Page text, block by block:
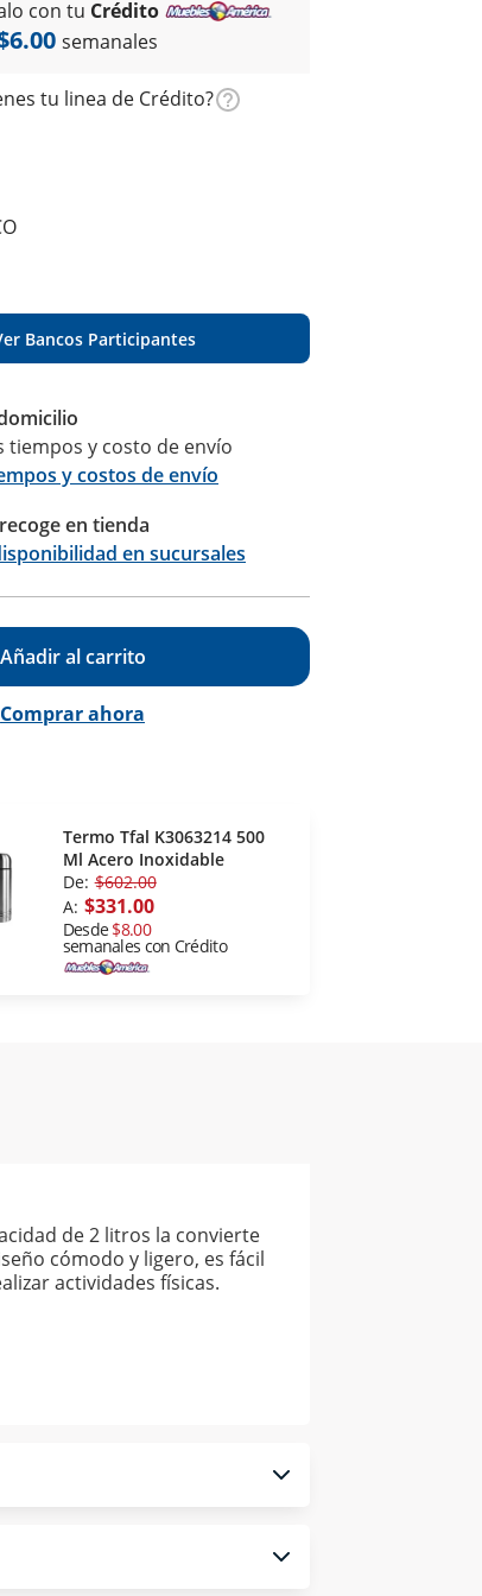
con tu Crédito
semanales
tu linea de Crédito?
Bancos Participantes
tiempos y costo de envío
y costos de envío
en tienda
en sucursales
Añadir al carrito
Comprar ahora
Termo Tfal K3063214 500
Ml Acero Inoxidable
De: $602.00
A: $331.00
Desde$8.00
semanales con Crédito
de 2 litros la convierte
cómodo y ligero, es fácil
actividades físicas.